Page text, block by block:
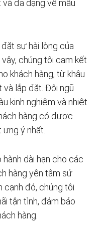
đa dạng về mẫu
đặt sự hài lòng của
vậy, chúng tôi cam kết
khách hàng, từ khâu
và lắp đặt. Đội ngũ
kinh nghiệm và nhiệt
hàng có được
ưng ý nhất.
dài hạn cho các
hàng yên tâm sử
cạnh đó, chúng tôi
tận tình, đảm bảo
hàng.